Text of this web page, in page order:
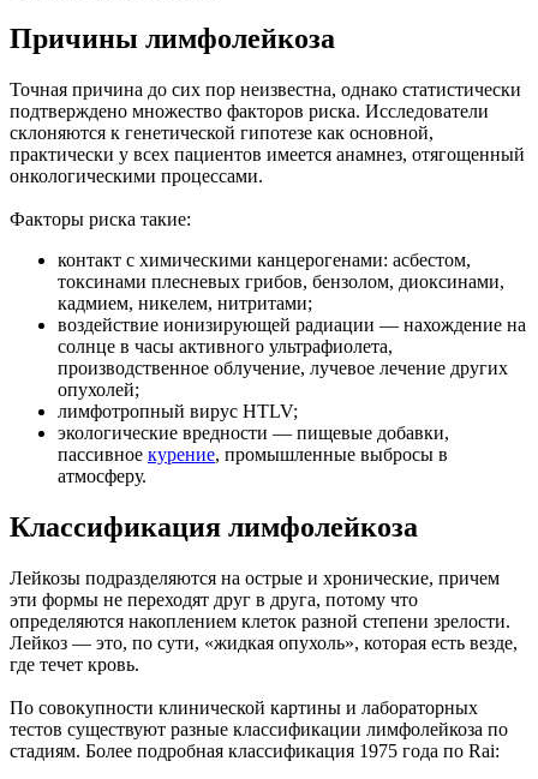
Причины лимфолейкоза
Точная причина до сих пор неизвестна, однако статистически
подтверждено множество факторов риска. Исследователи
склоняются к генетической гипотезе как основной,
практически у всех пациентов имеется анамнез, отягощенный
онкологическими процессами.
Факторы риска такие:
контакт с химическими канцерогенами: асбестом,
токсинами плесневых грибов, бензолом, диоксинами,
кадмием, никелем, нитритами;
воздействие ионизирующей радиации — нахождение на
солнце в часы активного ультрафиолета,
производственное облучение, лучевое лечение других
опухолей;
лимфотропный вирус HTLV;
экологические вредности — пищевые добавки,
пассивное курение, промышленные выбросы в
атмосферу.
Классификация лимфолейкоза
Лейкозы подразделяются на острые и хронические, причем
эти формы не переходят друг в друга, потому что
определяются накоплением клеток разной степени зрелости.
Лейкоз — это, по сути, «жидкая опухоль», которая есть везде,
где течет кровь.
По совокупности клинической картины и лабораторных
тестов существуют разные классификации лимфолейкоза по
стадиям. Более подробная классификация 1975 года по Rai: